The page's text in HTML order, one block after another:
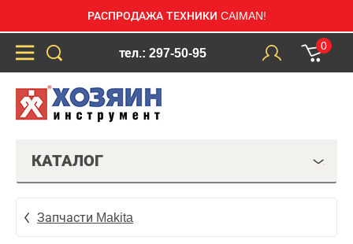
РАСПРОДАЖА ТЕХНИКИ CAIMAN!
тел.: 297-50-95
0
КАТАЛОГ
Запчасти Makita